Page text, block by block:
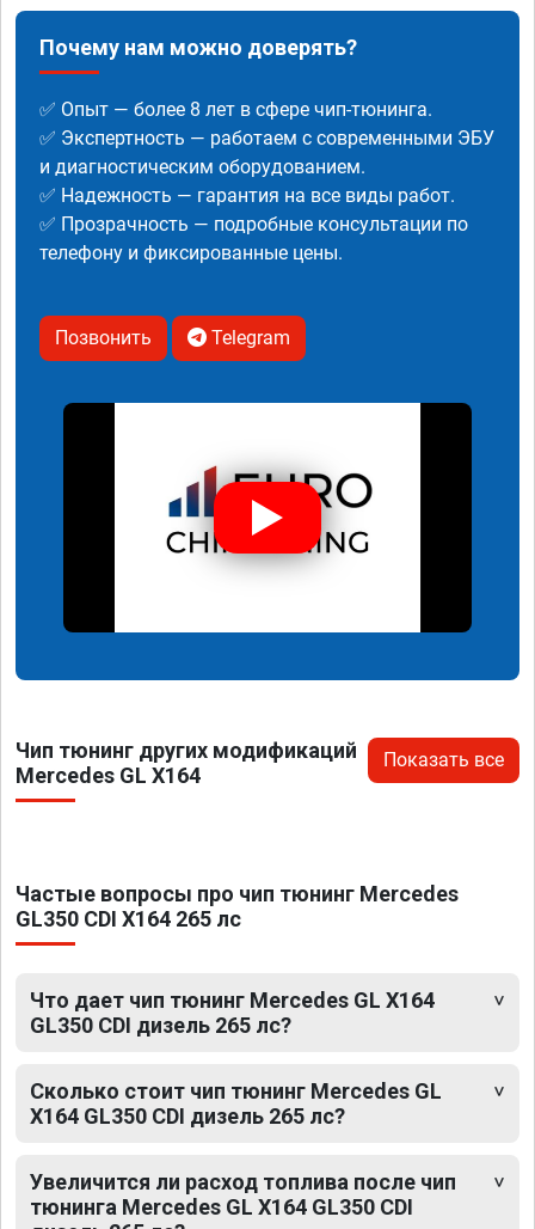
Почему нам можно доверять?
✅ Опыт — более 8 лет в сфере чип-тюнинга.
✅ Экспертность — работаем с современными ЭБУ
и диагностическим оборудованием.
✅ Надежность — гарантия на все виды работ.
✅ Прозрачность — подробные консультации по
телефону и фиксированные цены.
Позвонить Telegram
Чип тюнинг других модификаций
Mercedes GL X164
Показать все
Частые вопросы про чип тюнинг Mercedes
GL350 CDI X164 265 лс
Что дает чип тюнинг Mercedes GL X164
GL350 CDI дизель 265 лс?
Сколько стоит чип тюнинг Mercedes GL
X164 GL350 CDI дизель 265 лс?
Увеличится ли расход топлива после чип
тюнинга Mercedes GL X164 GL350 CDI